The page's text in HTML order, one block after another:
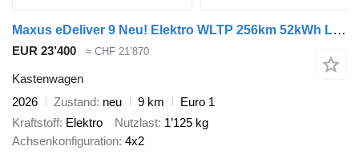
Maxus eDeliver 9 Neu! Elektro WLTP 256km 52kWh L2H2 204PS ACC LED Kame
EUR 23’400 ≈ CHF 21’870
Kastenwagen
2026
Zustand neu 9 km
Euro 1
Kraftstoff Elektro Nutzlast 1’125 kg
Achsenkonfiguration 4x2